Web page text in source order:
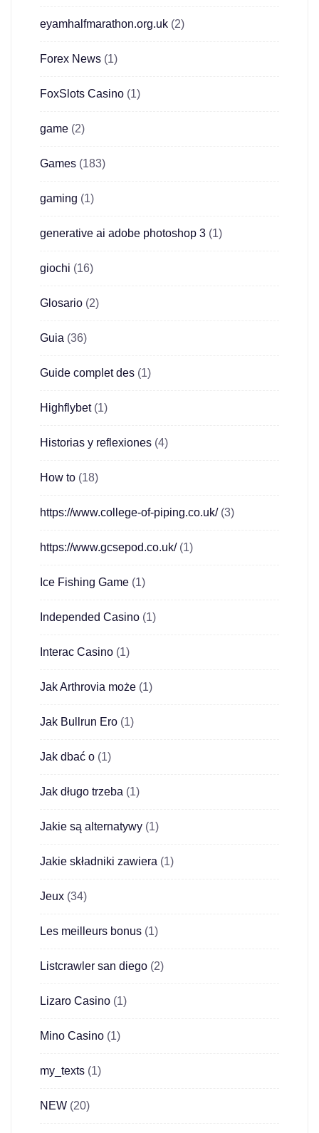
eyamhalfmarathon.org.uk (2)
Forex News (1)
FoxSlots Casino (1)
game (2)
Games (183)
gaming (1)
generative ai adobe photoshop 3 (1)
giochi (16)
Glosario (2)
Guia (36)
Guide complet des (1)
Highflybet(1)
Historias y reflexiones (4)
How to (18)
https://www.college-of-piping.co.uk/(3)
https://www.gcsepod.co.uk/(1)
Ice Fishing Game (1)
Independed Casino (1)
Interac Casino (1)
Jak Arthrovia może (1)
Jak Bullrun Ero (1)
Jak dbać o (1)
Jak długo trzeba (1)
Jakie są alternatywy (1)
Jakie składniki zawiera (1)
Jeux (34)
Les meilleurs bonus (1)
Listcrawler san diego (2)
Lizaro Casino (1)
Mino Casino (1)
my_texts (1)
NEW (20)